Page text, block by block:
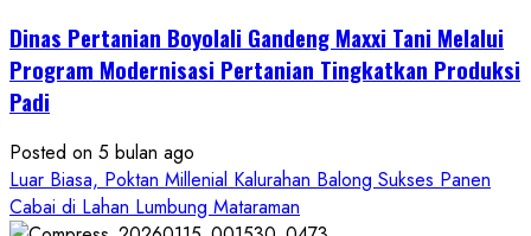
Boyolali
Gelar
Singkong
Wujudkan
Ketahanan
Pangan
Dinas Pertanian Boyolali Gandeng Maxxi Tani Melalui
Program Modernisasi Pertanian Tingkatkan Produksi
Padi
Posted on 5 bulan ago
Luar Biasa, Poktan Millenial Kalurahan Balong Sukses Panen
Cabai di Lahan Lumbung Mataraman